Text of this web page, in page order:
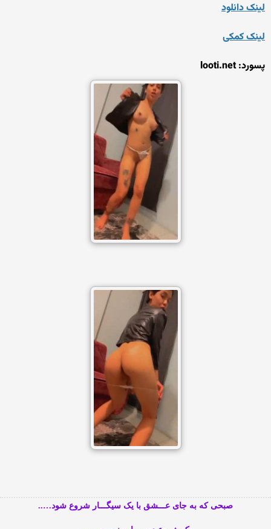
لینک دانلود
لینک کمکی
پسورد: looti.net
صبحی که به جای عـــشق با یک سیگـــار شروع شود…..